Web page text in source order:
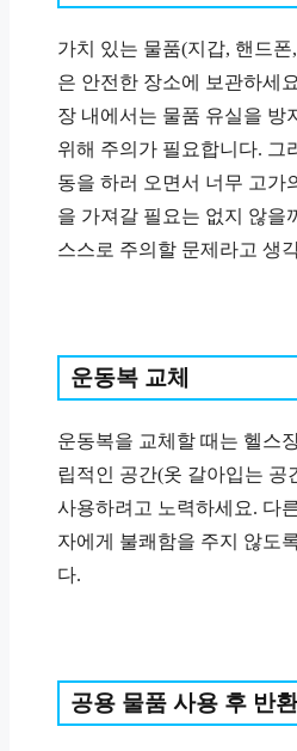
가치 있는 물품(지갑, 핸드폰
은 안전한 장소에 보관하세
장 내에서는 물품 유실을 방
위해 주의가 필요합니다. 그
동을 하러 오면서 너무 고가
을 가져갈 필요는 없지 않을
스스로 주의할 문제라고 생
운동복 교체
운동복을 교체할 때는 헬스
립적인 공간(옷 갈아입는 공
사용하려고 노력하세요. 다
자에게 불쾌함을 주지 않도
다.
공용 물품 사용 후 반환